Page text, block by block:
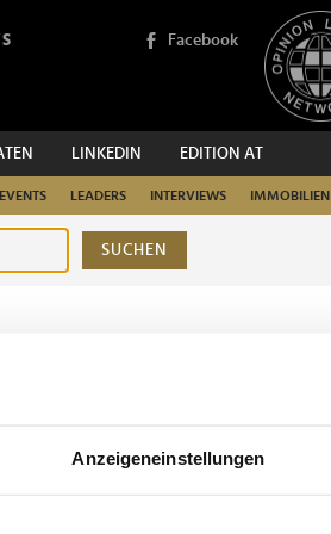
Anzeigeneinstellungen
Facebook
LINKEDIN EDITION AT
EVENTS LEADERS INTERVIEWS IMMOBILIEN
SUCHEN